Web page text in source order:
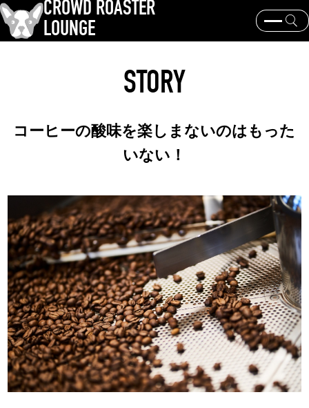
CROWD ROASTER
LOUNGE
歴史と文化
KEY WORD
コーヒー豆と産地
TOPICS
岩崎裕也、王道からの逸脱
2024日本チャンピオン・大貫健
晴焙煎士の挑戦
CROWD ROASTER BRAND SITE
STORY
コーヒーの酸味を楽しまないのはもった
いない！